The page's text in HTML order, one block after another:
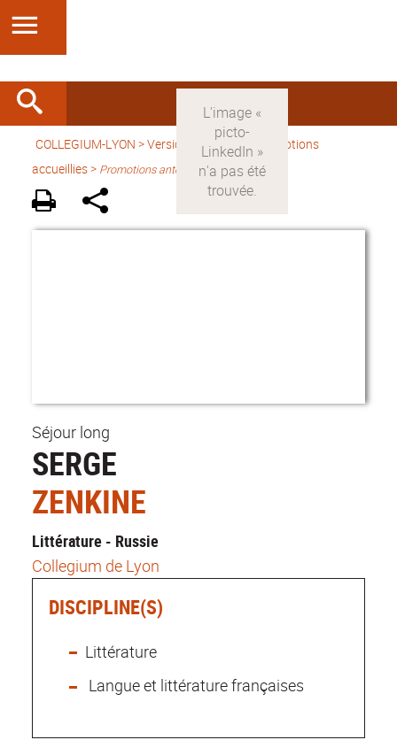
COLLEGIUM-LYON >Version française> Promotions
accueillies > Promotions antérieures
Séjour long
SERGE
ZENKINE
Littérature - Russie
Collegium de Lyon
DISCIPLINE(S)
Littérature
Langue et littérature françaises